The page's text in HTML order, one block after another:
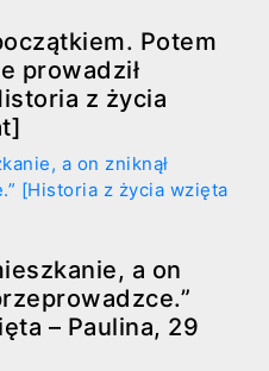
Potem
prowadził
z życia
a on
– Paulina, 29